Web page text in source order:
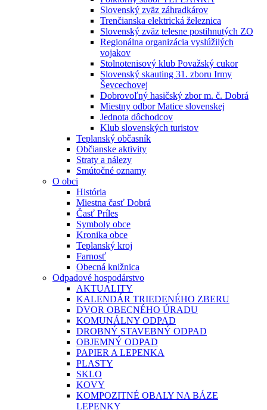
Slovenský zväz záhradkárov
Trenčianska elektrická železnica
Slovenský zväz telesne postihnutých ZO
Regionálna organizácia vyslúžilých
vojakov
Stolnotenisový klub Považský cukor
Slovenský skauting 31. zboru Irmy
Ševcechovej
Dobrovoľný hasičský zbor m. č. Dobrá
Miestny odbor Matice slovenskej
Jednota dôchodcov
Klub slovenských turistov
Teplanský občasník
Občianske aktivity
Straty a nálezy
Smútočné oznamy
O obci
História
Miestna časť Dobrá
Časť Príles
Symboly obce
Kronika obce
Teplanský kroj
Farnosť
Obecná knižnica
Odpadové hospodárstvo
AKTUALITY
KALENDÁR TRIEDENÉHO ZBERU
DVOR OBECNÉHO ÚRADU
KOMUNÁLNY ODPAD
DROBNÝ STAVEBNÝ ODPAD
OBJEMNÝ ODPAD
PAPIER A LEPENKA
PLASTY
SKLO
KOVY
KOMPOZITNÉ OBALY NA BÁZE
LEPENKY